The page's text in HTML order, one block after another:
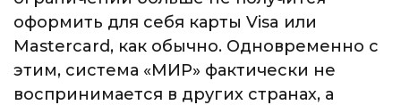
оформить для себя карты Visa или
Mastercard, как обычно. Одновременно с
этим, система «МИР» фактически не
воспринимается в других странах, а